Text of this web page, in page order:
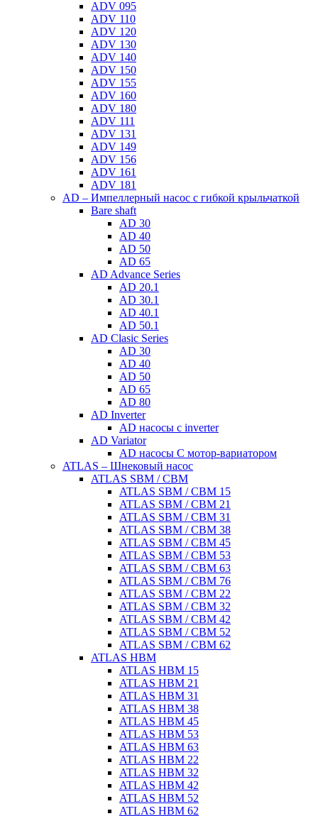
ADV 095
ADV 110
ADV 120
ADV 130
ADV 140
ADV 150
ADV 155
ADV 160
ADV 180
ADV 111
ADV 131
ADV 149
ADV 156
ADV 161
ADV 181
AD – Импеллерный насос с гибкой крыльчаткой
Bare shaft
AD 30
AD 40
AD 50
AD 65
AD Advance Series
AD 20.1
AD 30.1
AD 40.1
AD 50.1
AD Clasic Series
AD 30
AD 40
AD 50
AD 65
AD 80
AD Inverter
AD насосы с inverter
AD Variator
AD насосы С мотор-вариатором
ATLAS – Шнековый насос
ATLAS SBM / CBM
ATLAS SBM / CBM 15
ATLAS SBM / CBM 21
ATLAS SBM / CBM 31
ATLAS SBM / CBM 38
ATLAS SBM / CBM 45
ATLAS SBM / CBM 53
ATLAS SBM / CBM 63
ATLAS SBM / CBM 76
ATLAS SBM / CBM 22
ATLAS SBM / CBM 32
ATLAS SBM / CBM 42
ATLAS SBM / CBM 52
ATLAS SBM / CBM 62
ATLAS HBM
ATLAS HBM 15
ATLAS HBM 21
ATLAS HBM 31
ATLAS HBM 38
ATLAS HBM 45
ATLAS HBM 53
ATLAS HBM 63
ATLAS HBM 22
ATLAS HBM 32
ATLAS HBM 42
ATLAS HBM 52
ATLAS HBM 62